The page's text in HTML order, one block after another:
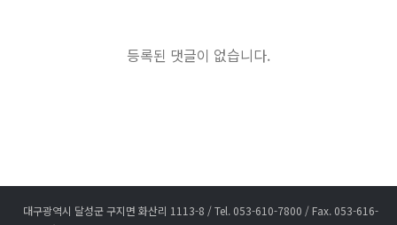
등록된 댓글이 없습니다.
대구광역시 달성군 구지면 화산리 1113-8 / Tel. 053-610-7800 / Fax. 053-616-